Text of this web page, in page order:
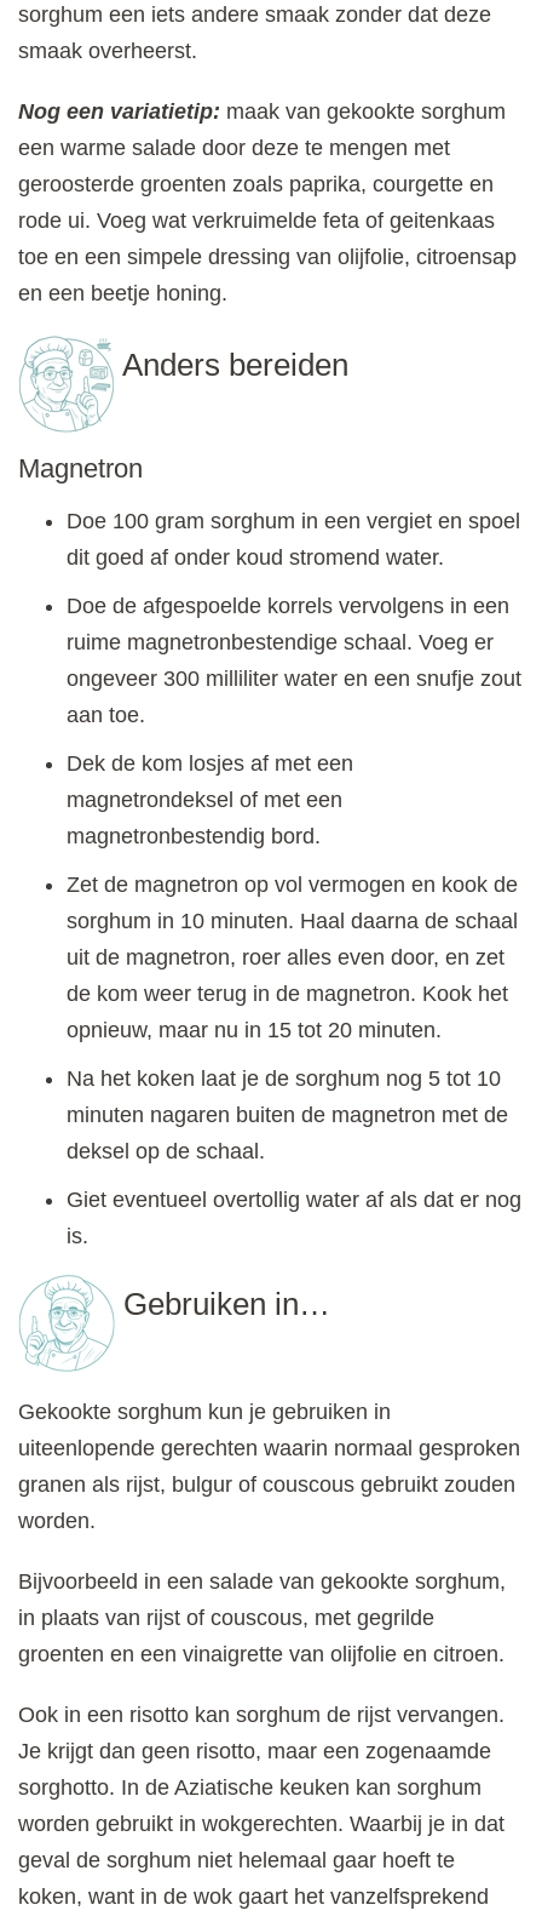
sorghum een iets andere smaak zonder dat deze
smaak overheerst.
Nog een variatietip: maak van gekookte sorghum
een warme salade door deze te mengen met
geroosterde groenten zoals paprika, courgette en
rode ui. Voeg wat verkruimelde feta of geitenkaas
toe en een simpele dressing van olijfolie, citroensap
en een beetje honing.
Anders bereiden
Magnetron
Doe 100 gram sorghum in een vergiet en spoel
dit goed af onder koud stromend water.
Doe de afgespoelde korrels vervolgens in een
ruime magnetronbestendige schaal. Voeg er
ongeveer 300 milliliter water en een snufje zout
aan toe.
Dek de kom losjes af met een
magnetrondeksel of met een
magnetronbestendig bord.
Zet de magnetron op vol vermogen en kook de
sorghum in 10 minuten. Haal daarna de schaal
uit de magnetron, roer alles even door, en zet
de kom weer terug in de magnetron. Kook het
opnieuw, maar nu in 15 tot 20 minuten.
Na het koken laat je de sorghum nog 5 tot 10
minuten nagaren buiten de magnetron met de
deksel op de schaal.
Giet eventueel overtollig water af als dat er nog
is.
Gebruiken in…
Gekookte sorghum kun je gebruiken in
uiteenlopende gerechten waarin normaal gesproken
granen als rijst, bulgur of couscous gebruikt zouden
worden.
Bijvoorbeeld in een salade van gekookte sorghum,
in plaats van rijst of couscous, met gegrilde
groenten en een vinaigrette van olijfolie en citroen.
Ook in een risotto kan sorghum de rijst vervangen.
Je krijgt dan geen risotto, maar een zogenaamde
sorghotto. In de Aziatische keuken kan sorghum
worden gebruikt in wokgerechten. Waarbij je in dat
geval de sorghum niet helemaal gaar hoeft te
koken, want in de wok gaart het vanzelfsprekend